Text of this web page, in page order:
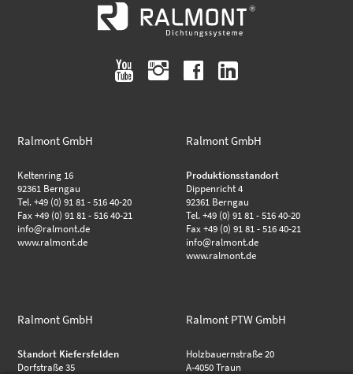
youtube instagram facebook linkedin
Ralmont GmbH
Keltenring 16
92361 Berngau
Tel. +49 (0) 91 81 - 516 40-20
Fax +49 (0) 91 81 - 516 40-21
info@ralmont.de
www.ralmont.de
Ralmont GmbH
Produktionsstandort
Dippenricht 4
92361 Berngau
Tel. +49 (0) 91 81 - 516 40-20
Fax +49 (0) 91 81 - 516 40-21
info@ralmont.de
www.ralmont.de
Ralmont GmbH
Standort Kiefersfelden
Dorfstraße 35
Ralmont PTW GmbH
Holzbauernstraße 20
A-4050 Traun